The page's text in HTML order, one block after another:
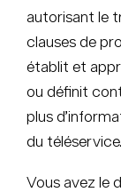
autorisant le
clauses de
établit et
ou définit
plus
du téléservice.
Vous avez le